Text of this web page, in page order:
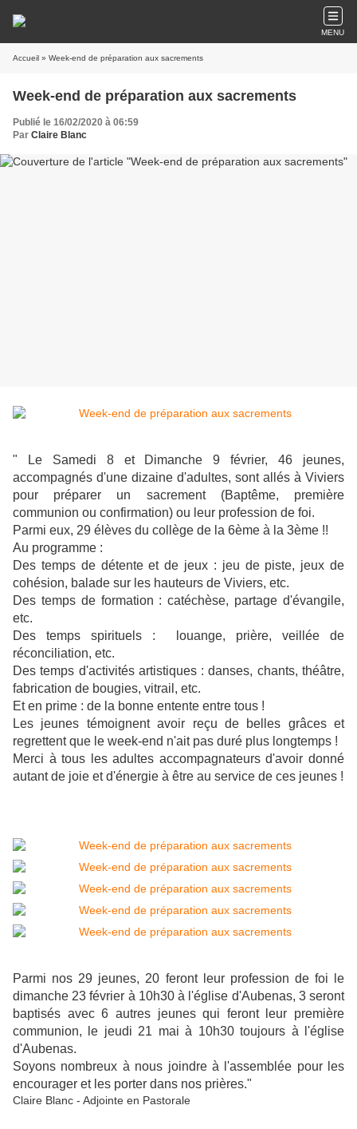
MENU
Accueil » Week-end de préparation aux sacrements
Week-end de préparation aux sacrements
Publié le 16/02/2020 à 06:59
Par Claire Blanc
" Le Samedi 8 et Dimanche 9 février, 46 jeunes,
accompagnés d'une dizaine d'adultes, sont allés à Viviers
pour préparer un sacrement (Baptême, première
communion ou confirmation) ou leur profession de foi.
Parmi eux, 29 élèves du collège de la 6ème à la 3ème !!
Au programme :
Des temps de détente et de jeux : jeu de piste, jeux de
cohésion, balade sur les hauteurs de Viviers, etc.
Des temps de formation : catéchèse, partage d'évangile,
etc.
Des temps spirituels : louange, prière, veillée de
réconciliation, etc.
Des temps d'activités artistiques : danses, chants, théâtre,
fabrication de bougies, vitrail, etc.
Et en prime : de la bonne entente entre tous !
Les jeunes témoignent avoir reçu de belles grâces et
regrettent que le week-end n'ait pas duré plus longtemps !
Merci à tous les adultes accompagnateurs d'avoir donné
autant de joie et d'énergie à être au service de ces jeunes !
Parmi nos 29 jeunes, 20 feront leur profession de foi le
dimanche 23 février à 10h30 à l'église d'Aubenas, 3 seront
baptisés avec 6 autres jeunes qui feront leur première
communion, le jeudi 21 mai à 10h30 toujours à l'église
d'Aubenas.
Soyons nombreux à nous joindre à l'assemblée pour les
encourager et les porter dans nos prières."
Claire Blanc - Adjointe en Pastorale